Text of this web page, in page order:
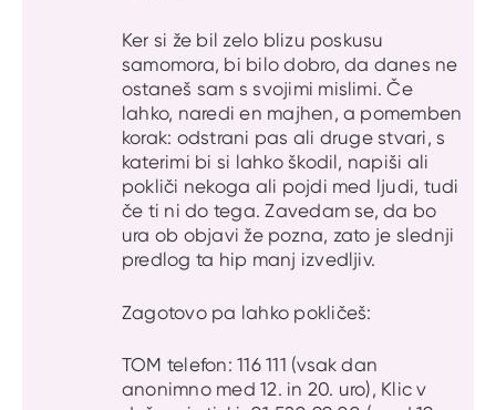
Ker si že bil zelo blizu poskusu
samomora, bi bilo dobro, da danes ne
ostaneš sam s svojimi mislimi. Če
lahko, naredi en majhen, a pomemben
korak: odstrani pas ali druge stvari, s
katerimi bi si lahko škodil, napiši ali
pokliči nekoga ali pojdi med ljudi, tudi
če ti ni do tega. Zavedam se, da bo
ura ob objavi že pozna, zato je slednji
predlog ta hip manj izvedljiv.
Zagotovo pa lahko pokličeš:
TOM telefon: 116 111 (vsak dan
anonimno med 12. in 20. uro), Klic v